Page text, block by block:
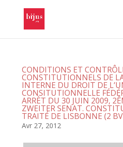
CONDITIONS ET
CONSTITUTIONNELS DE
INTERNE DU DROIT DE
CONSITUTIONNELLE
ARRÈT DU 30 JUIN 2009,
ZWEITER SENAT.
TRAITÉ DE LISBONNE (2
Avr 27, 2012